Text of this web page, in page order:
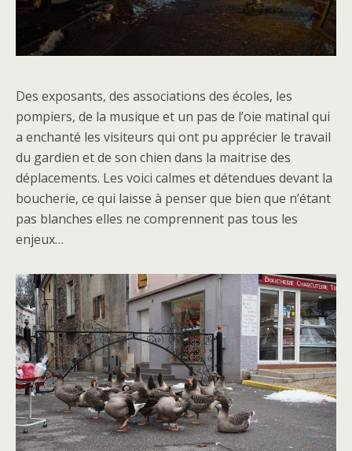
Des exposants, des associations des écoles, les
pompiers, de la musique et un pas de l’oie matinal qui
a enchanté les visiteurs qui ont pu apprécier le travail
du gardien et de son chien dans la maitrise des
déplacements. Les voici calmes et détendues devant la
boucherie, ce qui laisse à penser que bien que n’étant
pas blanches elles ne comprennent pas tous les
enjeux…